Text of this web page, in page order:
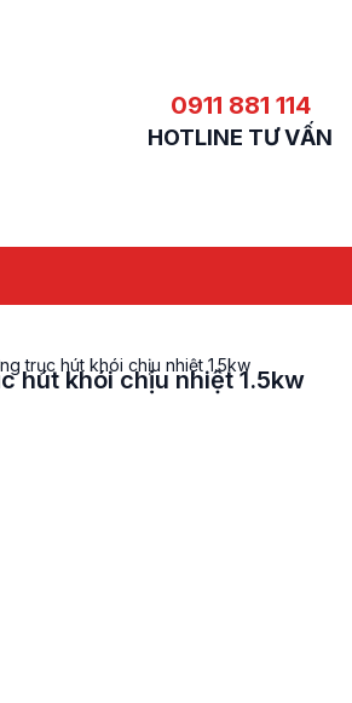
0911 881 114
HOTLINE TƯ VẤN
trục hút khói chịu nhiệt 1.5kw
hút khói chịu nhiệt 1.5kw